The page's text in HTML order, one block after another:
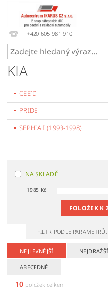
+420 605 981 910
KIA
CEE´D
PRIDE
SEPHIA I (1993-1998)
NA SKLADĚ
1985 Kč
POLOŽEK K
FILTR PODLE
NEJLEVNĚJŠÍ NEJDRAŽŠÍ
ABECEDNĚ
10 položek celkem